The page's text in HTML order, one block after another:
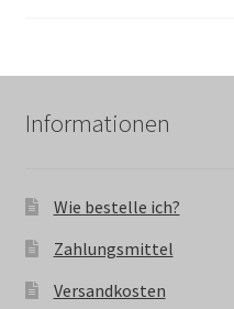
Informationen
Wie bestelle ich?
Zahlungsmittel
Versandkosten